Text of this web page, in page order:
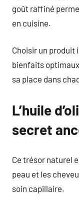
goût raffiné
en cuisine.
Choisir un produit
bienfaits
sa place dans
L’huile
secret
Ce trésor naturel
peau et les
soin capillaire.